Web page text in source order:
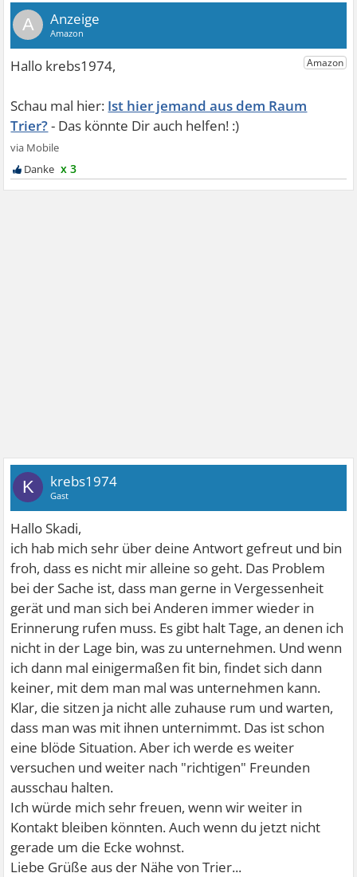
A
Ist hier jemand aus dem Raum
Trier?
x 3
K krebs1974
Gast
Hallo Skadi,
ich hab mich sehr über deine Antwort gefreut und bin
froh, dass es nicht mir alleine so geht. Das Problem
bei der Sache ist, dass man gerne in Vergessenheit
gerät und man sich bei Anderen immer wieder in
Erinnerung rufen muss. Es gibt halt Tage, an denen ich
nicht in der Lage bin, was zu unternehmen. Und wenn
ich dann mal einigermaßen fit bin, findet sich dann
keiner, mit dem man mal was unternehmen kann.
Klar, die sitzen ja nicht alle zuhause rum und warten,
dass man was mit ihnen unternimmt. Das ist schon
eine blöde Situation. Aber ich werde es weiter
versuchen und weiter nach "richtigen" Freunden
ausschau halten.
Ich würde mich sehr freuen, wenn wir weiter in
Kontakt bleiben könnten. Auch wenn du jetzt nicht
gerade um die Ecke wohnst.
Liebe Grüße aus der Nähe von Trier...